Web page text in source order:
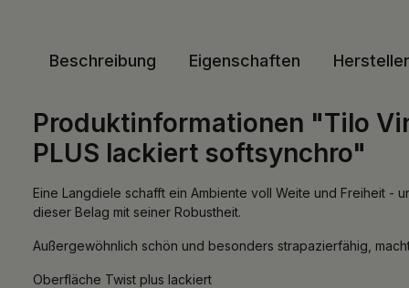
Beschreibung Eigenschaften Hersteller
Produktinformationen "Tilo
PLUS lackiert softsynchro"
Eine Langdiele schafft ein Ambiente voll Weite und Freiheit -
dieser Belag mit seiner Robustheit.
Außergewöhnlich schön und besonders strapazierfähig,
Oberfläche Twist plus lackiert